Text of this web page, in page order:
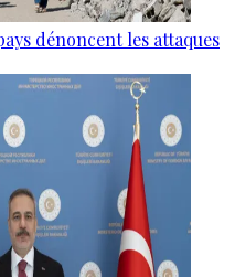
dénoncent les attaques